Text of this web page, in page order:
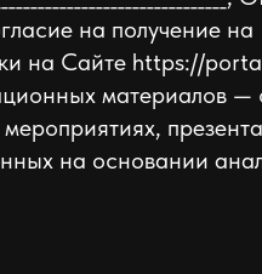
согласие на получение на
на Сайте https://
материалов
на основании